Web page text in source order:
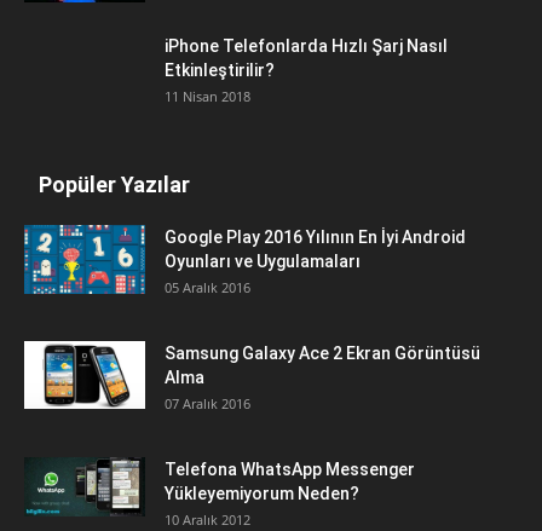
iPhone Telefonlarda Hızlı Şarj Nasıl
Etkinleştirilir?
11 Nisan 2018
Popüler Yazılar
Google Play 2016 Yılının En İyi Android
Oyunları ve Uygulamaları
05 Aralık 2016
Samsung Galaxy Ace 2 Ekran Görüntüsü
Alma
07 Aralık 2016
Telefona WhatsApp Messenger
Yükleyemiyorum Neden?
10 Aralık 2012